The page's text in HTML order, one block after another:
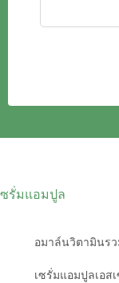
ซรั่มแอมปูล
อมาล์นวิตามินร
เซรั่มแอมปูลเอส